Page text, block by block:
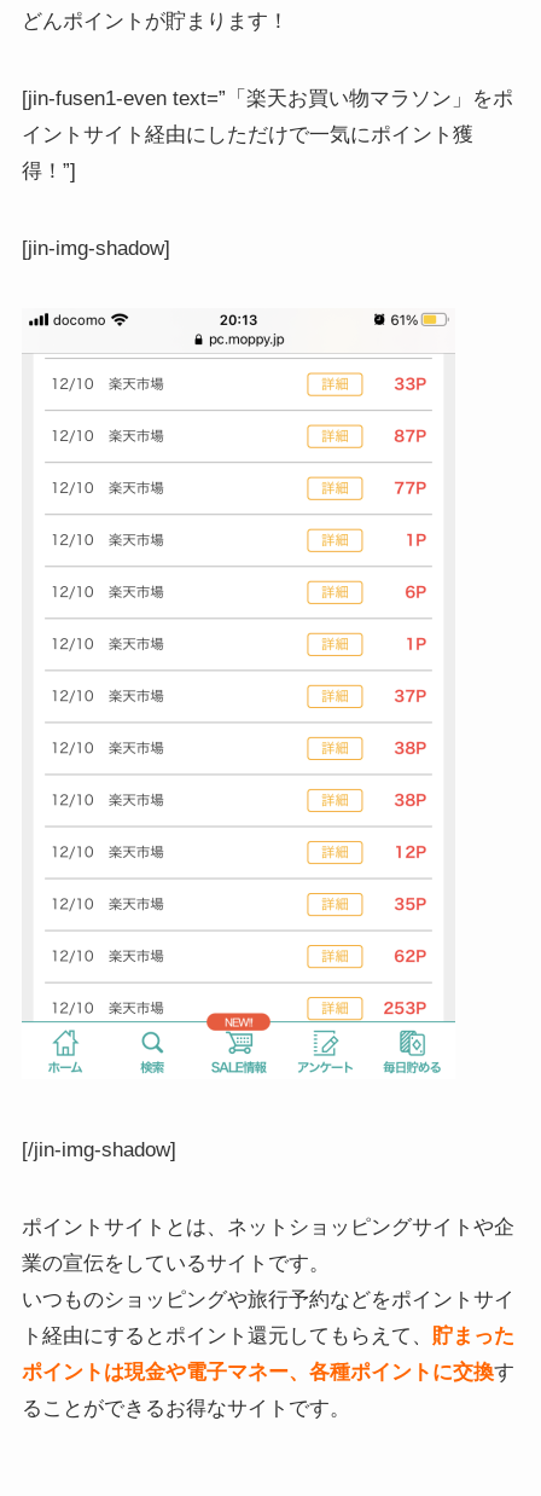
どんポイントが貯まります！
[jin-fusen1-even text=”「楽天お買い物マラソン」をポ
イントサイト経由にしただけで一気にポイント獲
得！”]
[jin-img-shadow]
[/jin-img-shadow]
ポイントサイトとは、ネットショッピングサイトや企
業の宣伝をしているサイトです。
いつものショッピングや旅行予約などをポイントサイ
ト経由にするとポイント還元してもらえて、 貯まった
ポイントは現金や電子マネー、各種ポイントに交換す
ることができるお得なサイトです。